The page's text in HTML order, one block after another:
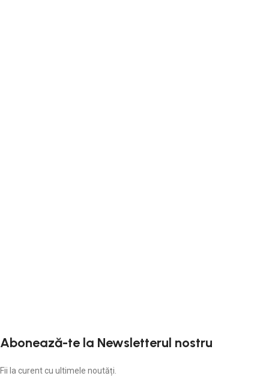
Abonează-te la Newsletterul nostru
Fii la curent cu ultimele noutăți.